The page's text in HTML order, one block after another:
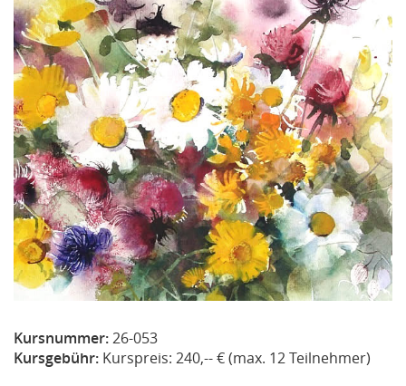
Kursnummer:26-053
Kursgebühr: Kurspreis: 240,-- € (max. 12 Teilnehmer)